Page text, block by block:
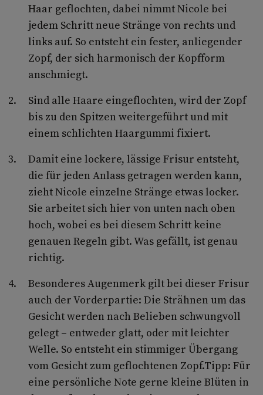
Haar geflochten, dabei nimmt Nicole bei
jedem Schritt neue Stränge von rechts und
links auf. So entsteht ein fester, anliegender
Zopf, der sich harmonisch der Kopfform
anschmiegt.
Sind alle Haare eingeflochten, wird der Zopf
bis zu den Spitzen weitergeführt und mit
einem schlichten Haargummi fixiert.
Damit eine lockere, lässige Frisur entsteht,
die für jeden Anlass getragen werden kann,
zieht Nicole einzelne Stränge etwas locker.
Sie arbeitet sich hier von unten nach oben
hoch, wobei es bei diesem Schritt keine
genauen Regeln gibt. Was gefällt, ist genau
richtig.
Besonderes Augenmerk gilt bei dieser Frisur
auch der Vorderpartie: Die Strähnen um das
Gesicht werden nach Belieben schwungvoll
gelegt – entweder glatt, oder mit leichter
Welle. So entsteht ein stimmiger Übergang
vom Gesicht zum geflochtenen Zopf.Tipp: Für
eine persönliche Note gerne kleine Blüten in